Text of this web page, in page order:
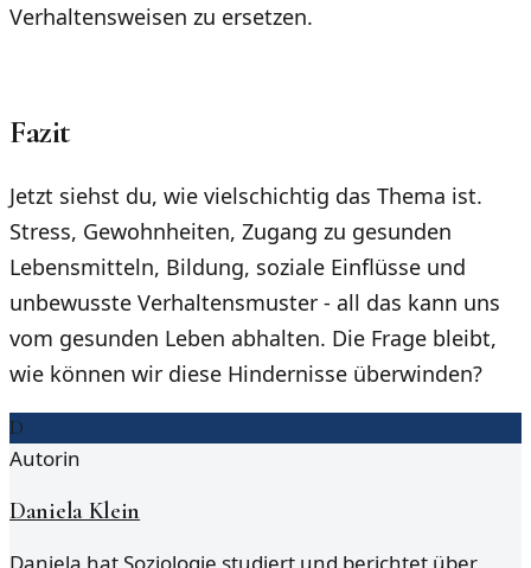
Verhaltensweisen zu ersetzen.
Fazit
Jetzt siehst du, wie vielschichtig das Thema ist.
Stress, Gewohnheiten, Zugang zu gesunden
Lebensmitteln, Bildung, soziale Einflüsse und
unbewusste Verhaltensmuster - all das kann uns
vom gesunden Leben abhalten. Die Frage bleibt,
wie können wir diese Hindernisse überwinden?
D
Autorin
Daniela Klein
Daniela hat Soziologie studiert und berichtet über